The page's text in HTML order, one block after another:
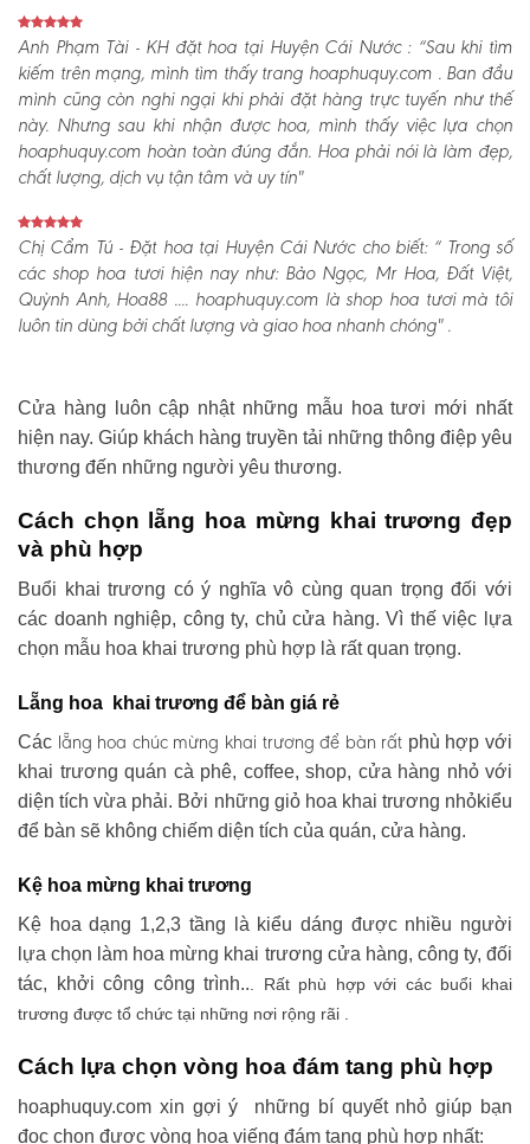
Anh Phạm Tài - KH đặt hoa tại Huyện Cái Nước :“Sau khi tìm
kiếm trên mạng, mình tìm thấy trang hoaphuquy.com . Ban đầu
mình cũng còn nghi ngại khi phải đặt hàng trực tuyến như thế
này. Nhưng sau khi nhận được hoa, mình thấy việc lựa chọn
hoaphuquy.com hoàn toàn đúng đắn. Hoa phải nói là làm đẹp,
chất lượng, dịch vụ tận tâm và uy tín"
Chị Cẩm Tú - Đặt hoa tại Huyện Cái Nước cho biết:“ Trong số
các shop hoa tươi hiện nay như: Bảo Ngọc, Mr Hoa, Đất Việt,
Quỳnh Anh, Hoa88 .... hoaphuquy.com là shop hoa tươi mà tôi
luôn tin dùng bởi chất lượng và giao hoa nhanh chóng" .
Cửa hàng luôn cập nhật những mẫu hoa tươi mới nhất
hiện nay. Giúp khách hàng truyền tải những thông điệp yêu
thương đến những người yêu thương.
Cách chọn lẵng hoa mừng khai trương đẹp
và phù hợp
Buổi khai trương có ý nghĩa vô cùng quan trọng đối với
các doanh nghiệp, công ty, chủ cửa hàng. Vì thế việc lựa
chọn mẫu hoa khai trương phù hợp là rất quan trọng.
Lẵng hoa khai trương để bàn giá rẻ
Các lẵng hoa chúc mừng khai trương để bàn rất phù hợp với
khai trương quán cà phê, coffee, shop, cửa hàng nhỏ với
diện tích vừa phải. Bởi những giỏ hoa khai trương nhỏkiểu
để bàn sẽ không chiếm diện tích của quán, cửa hàng.
Kệ hoa mừng khai trương
Kệ hoa dạng 1,2,3 tầng là kiểu dáng được nhiều người
lựa chọn làm hoa mừng khai trương cửa hàng, công ty, đối
tác, khởi công công trình.. . Rất phù hợp với các buổi khai
trương được tổ chức tại những nơi rộng rãi .
Cách lựa chọn vòng hoa đám tang phù hợp
hoaphuquy.com xin gợi ý những bí quyết nhỏ giúp bạn
đọc chọn được vòng hoa viếng đám tang phù hợp nhất: